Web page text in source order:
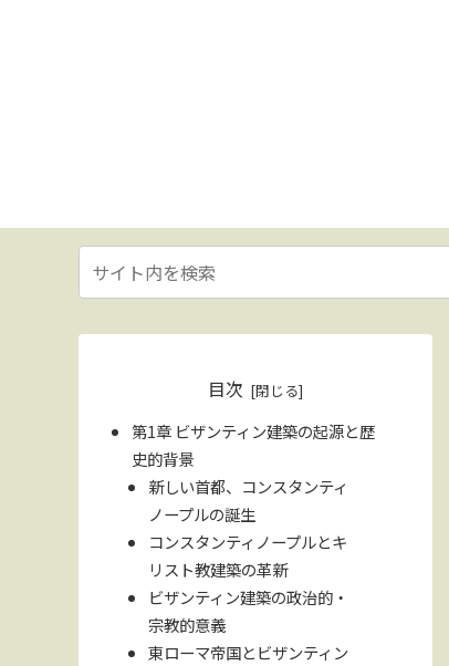
目次
第1章 ビザンティン建築の起源と歴
史的背景
新しい首都、コンスタンティ
ノープルの誕生
コンスタンティノープルとキ
リスト教建築の革新
ビザンティン建築の政治的・
宗教的意義
東ローマ帝国とビザンティン